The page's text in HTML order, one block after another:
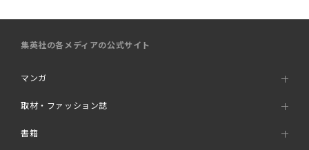
集英社の各メディアの公式サイト
マンガ
取材・ファッション誌
書籍